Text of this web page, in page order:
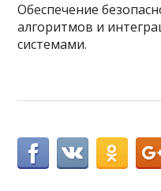
Обеспечение
алгоритмов и
системами.